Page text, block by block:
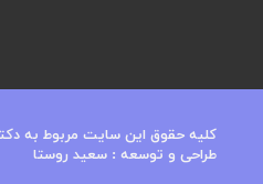
کلیه حقوق این سایت مربوط به
طراحی و توسعه : سعید روستا